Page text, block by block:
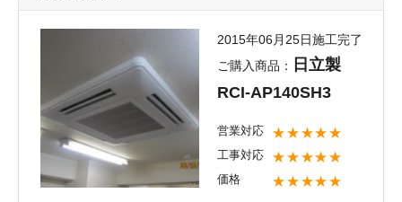
2015年06月25日施工完了
ご購入商品：
日立製
RCI-AP140SH3
営業対応 ★★★★★
工事対応 ★★★★★
価格 ★★★★★